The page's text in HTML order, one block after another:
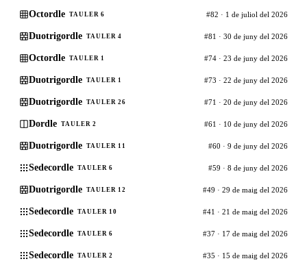
Octordle TAULER 6 #82 · 1 de juliol del 2026
Duotrigordle TAULER 4 #81 · 30 de juny del 2026
Octordle TAULER 1 #74 · 23 de juny del 2026
Duotrigordle TAULER 1 #73 · 22 de juny del 2026
Duotrigordle TAULER 26 #71 · 20 de juny del 2026
Dordle TAULER 2 #61 · 10 de juny del 2026
Duotrigordle TAULER 11 #60 · 9 de juny del 2026
Sedecordle TAULER 6 #59 · 8 de juny del 2026
Duotrigordle TAULER 12 #49 · 29 de maig del 2026
Sedecordle TAULER 10 #41 · 21 de maig del 2026
Sedecordle TAULER 6 #37 · 17 de maig del 2026
Sedecordle TAULER 2 #35 · 15 de maig del 2026